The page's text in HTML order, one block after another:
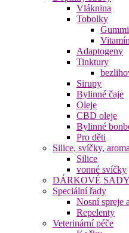
Vláknina
Tobolky
Adaptogeny
Tinktury
Sirupy
Bylinné čaje
Oleje
CBD oleje
Bylinné
Pro děti
Silice, svíčky, aroma
Silice
vonné svíčky
DÁRKOVÉ SADY
Speciální řady
Nosní spreje
Repelenty
Veterinární péče